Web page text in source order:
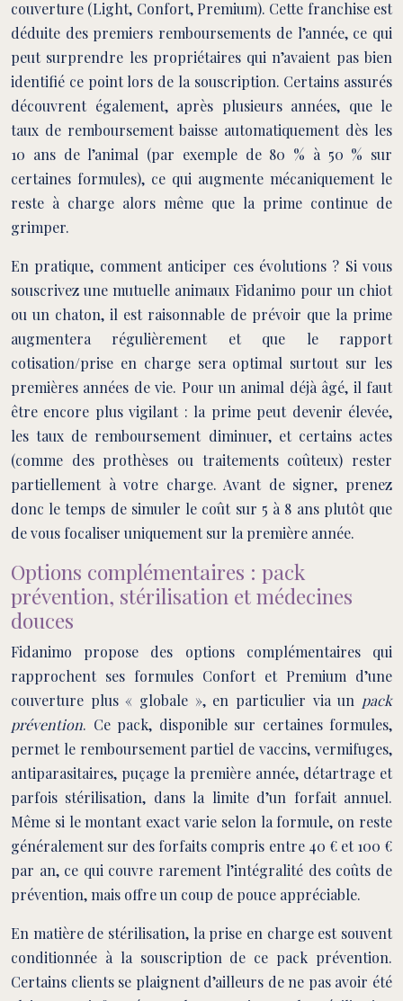
couverture (Light, Confort, Premium). Cette franchise est
déduite des premiers remboursements de l’année, ce qui
peut surprendre les propriétaires qui n’avaient pas bien
identifié ce point lors de la souscription. Certains assurés
découvrent également, après plusieurs années, que le
taux de remboursement baisse automatiquement dès les
10 ans de l’animal (par exemple de 80 % à 50 % sur
certaines formules), ce qui augmente mécaniquement le
reste à charge alors même que la prime continue de
grimper.
En pratique, comment anticiper ces évolutions ? Si vous
souscrivez une mutuelle animaux Fidanimo pour un chiot
ou un chaton, il est raisonnable de prévoir que la prime
augmentera régulièrement et que le rapport
cotisation/prise en charge sera optimal surtout sur les
premières années de vie. Pour un animal déjà âgé, il faut
être encore plus vigilant : la prime peut devenir élevée,
les taux de remboursement diminuer, et certains actes
(comme des prothèses ou traitements coûteux) rester
partiellement à votre charge. Avant de signer, prenez
donc le temps de simuler le coût sur 5 à 8 ans plutôt que
de vous focaliser uniquement sur la première année.
Options complémentaires : pack
prévention, stérilisation et médecines
douces
Fidanimo propose des options complémentaires qui
rapprochent ses formules Confort et Premium d’une
couverture plus « globale », en particulier via un pack
prévention. Ce pack, disponible sur certaines formules,
permet le remboursement partiel de vaccins, vermifuges,
antiparasitaires, puçage la première année, détartrage et
parfois stérilisation, dans la limite d’un forfait annuel.
Même si le montant exact varie selon la formule, on reste
généralement sur des forfaits compris entre 40 € et 100 €
par an, ce qui couvre rarement l’intégralité des coûts de
prévention, mais offre un coup de pouce appréciable.
En matière de stérilisation, la prise en charge est souvent
conditionnée à la souscription de ce pack prévention.
Certains clients se plaignent d’ailleurs de ne pas avoir été